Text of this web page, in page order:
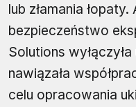
lub złamania
bezpieczeństwo
Solutions
nawiązała
celu opracowania